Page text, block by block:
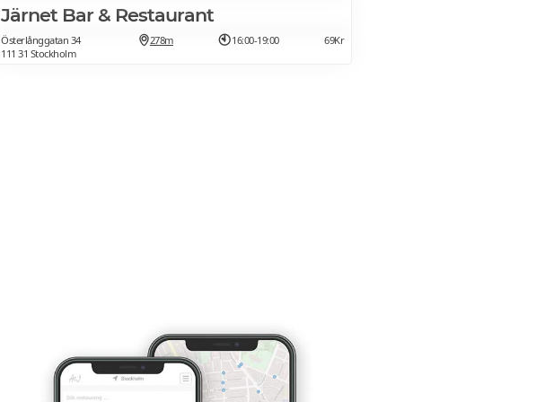
Järnet Bar & Restaurant
Österlånggatan 34
111 31 Stockholm
278m 16:00-19:00 69Kr